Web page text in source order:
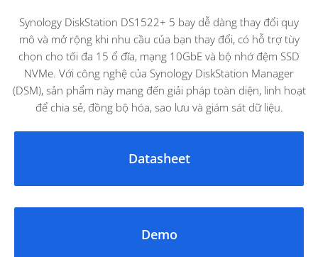
Giám sát thông minh
File Server
Truy cập tập tin từ mọi nơi
Quản lý và chia sẻ tập tin
Synology DiskStation DS1522+ 5 bay dễ dàng thay đổi quy
mô và mở rộng khi nhu cầu của bạn thay đổi, có hỗ trợ tùy
chọn cho tối đa 15 ổ đĩa, mạng 10GbE và bộ nhớ đệm SSD
NVMe. Với công nghệ của Synology DiskStation Manager
(DSM), sản phẩm này mang đến giải pháp toàn diện, linh hoạt
để chia sẻ, đồng bộ hóa, sao lưu và giám sát dữ liệu.
Datasheet
Demo